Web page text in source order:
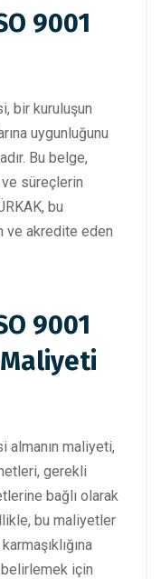
9001
bir kuruluşun
uygunluğunu
Bu belge,
ve süreçlerin
bu
ve akredite eden
9001
almanın maliyeti,
gerekli
bağlı olarak
bu maliyetler
için